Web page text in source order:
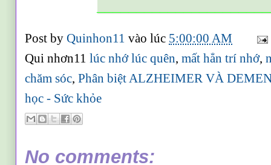
Post byQuinhon11vào lúc 5:00:00 AM
Qui nhơn11lúc nhớ lúc quên,mất hẳn trí nhớ,
chăm sóc,Phân biệt ALZHEIMER VÀ
học - Sức khỏe
No comments: